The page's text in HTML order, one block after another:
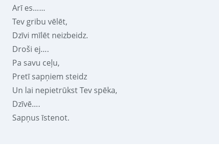
Arī es……
Tev gribu vēlēt,
Dzīvi mīlēt neizbeidz.
Droši ej….
Pa savu ceļu,
Pretī sapņiem steidz
Un lai nepietrūkst Tev spēka,
Dzīvē….
Sapņus īstenot.